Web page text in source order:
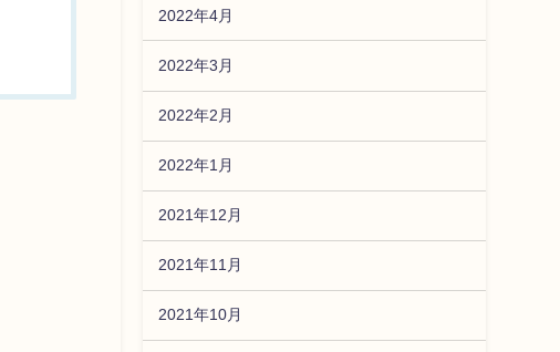
2022年4月
2022年3月
2022年2月
2022年1月
2021年12月
2021年11月
2021年10月